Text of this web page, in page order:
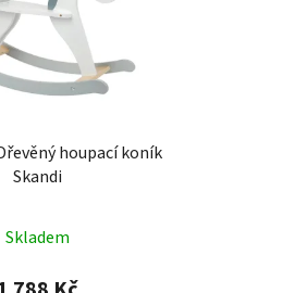
houpací koník
Skandi
Skladem